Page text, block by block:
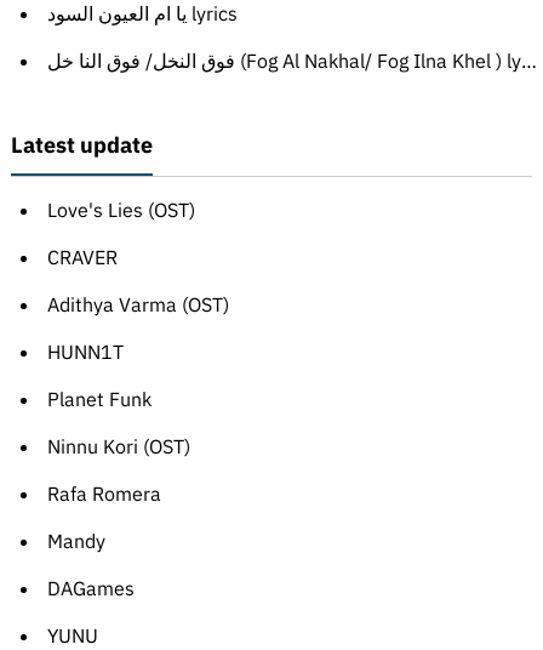
يا ام العيون السود lyrics
فوق النخل/ فوق النا خل (Fog Al Nakhal/ Fog Ilna Khel ) lyrics
Latest update
Love's Lies (OST)
CRAVER
Adithya Varma (OST)
HUNN1T
Planet Funk
Ninnu Kori (OST)
Rafa Romera
Mandy
DAGames
YUNU